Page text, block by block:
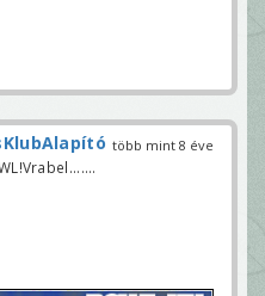
több mint 8 éve